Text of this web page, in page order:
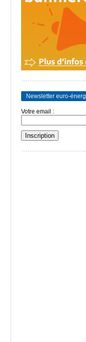
Newsletter euro-
Votre email :